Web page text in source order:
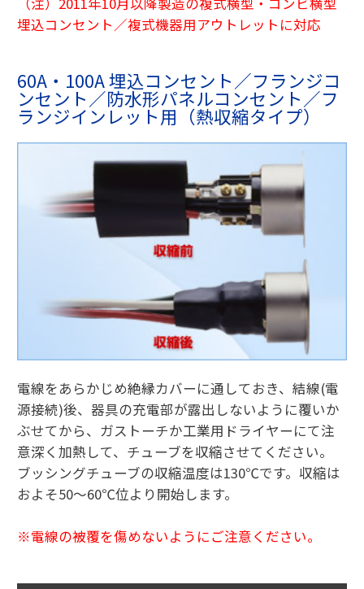
埋込コンセント／複式機器用アウトレットに対応
60A・100A 埋込コンセント／フランジコ
ンセント／防水形パネルコンセント／フ
ランジインレット用（熱収縮タイプ）
電線をあらかじめ絶縁カバーに通しておき、結線(電
源接続)後、器具の充電部が露出しないように覆いか
ぶせてから、ガストーチか工業用ドライヤーにて注
意深く加熱して、チューブを収縮させてください。
ブッシングチューブの収縮温度は130℃です。収縮は
およそ50〜60℃位より開始します。
※電線の被覆を傷めないようにご注意ください。